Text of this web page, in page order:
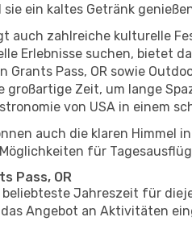
ein kaltes Getränk
auch zahlreiche kulturelle
Erlebnisse suchen, bietet
Grants Pass, OR sowie
großartige Zeit, um lange
von USA in einem
auch die klaren Himmel
für
Pass, OR
Jahreszeit für
das Angebot an Aktivitäten